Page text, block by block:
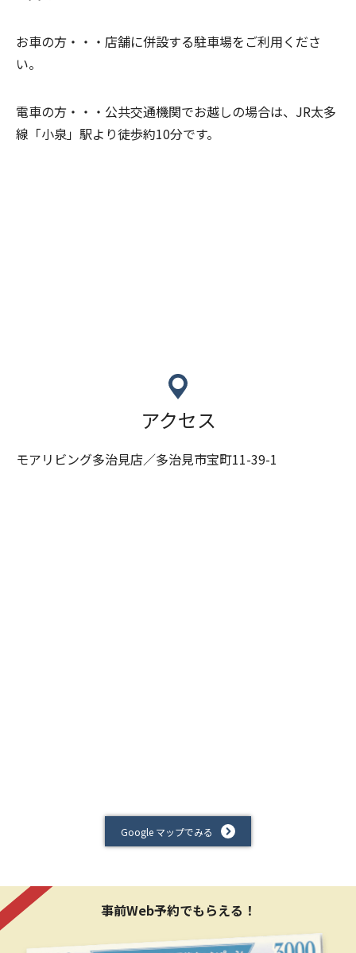
お車の方・・・ 店舗に併設する駐車場をご利用くださ
い。
電車の方・・・公共交通機関でお越しの場合は、JR太多
線「小泉」駅より徒歩約10分です。
アクセス
モアリビング多治見店／多治見市宝町11-39-1
Google マップでみる
事前Web予約でもらえる！